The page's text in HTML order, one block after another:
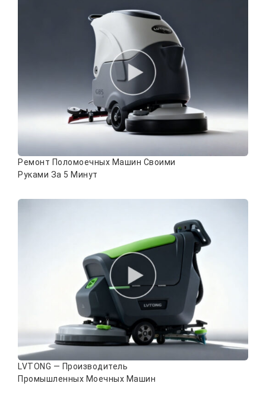
Ремонт Поломоечных Машин Своими
Руками За 5 Минут
LVTONG — Производитель
Промышленных Моечных Машин